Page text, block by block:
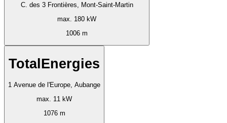
C. des 3 Frontières, Mont-Saint-Martin
max. 180 kW
1006 m
TotalEnergies
1 Avenue de l'Europe, Aubange
max. 11 kW
1076 m